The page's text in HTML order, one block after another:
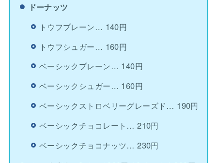
ドーナッツ
トウフプレーン… 140円
トウフシュガー… 160円
ベーシックプレーン… 140円
ベーシックシュガー… 160円
ベーシックストロベリーグレーズド… 190円
ベーシックチョコレート… 210円
ベーシックチョコナッツ… 230円